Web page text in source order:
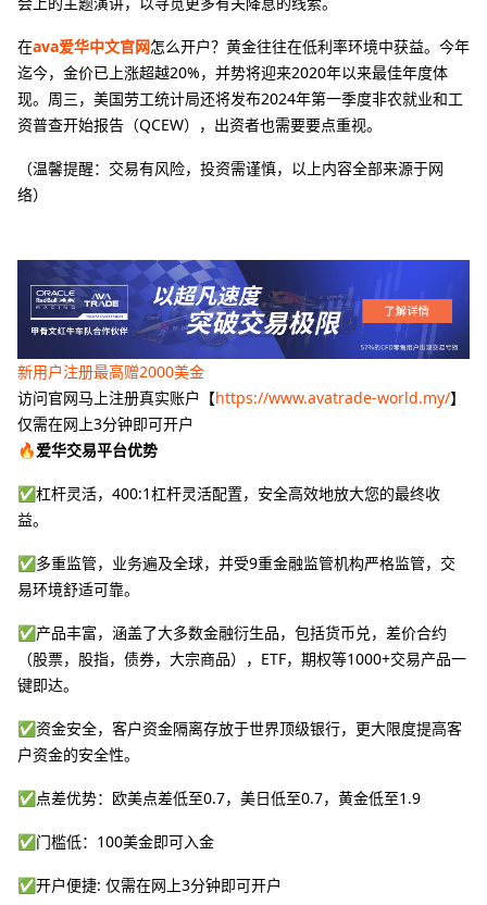
在ava爱华中文官网怎么开户？黄金往往在低利率环境中获益。今年
迄今，金价已上涨超越20%，并势将迎来2020年以来最佳年度体
现。周三，美国劳工统计局还将发布2024年第一季度非农就业和工
资普查开始报告（QCEW），出资者也需要要点重视。
（温馨提醒：交易有风险，投资需谨慎，以上内容全部来源于网
络）
新用户注册最高赠2000美金
访问官网马上注册真实账户【https://www.avatrade-world.my/】
仅需在网上3分钟即可开户
🔥爱华交易平台优势
✅杠杆灵活，400:1杠杆灵活配置，安全高效地放大您的最终收
益。
✅多重监管，业务遍及全球，并受9重金融监管机构严格监管，交
易环境舒适可靠。
✅产品丰富，涵盖了大多数金融衍生品，包括货币兑，差价合约
（股票，股指，债券，大宗商品），ETF，期权等1000+交易产品一
键即达。
✅资金安全，客户资金隔离存放于世界顶级银行，更大限度提高客
户资金的安全性。
✅点差优势：欧美点差低至0.7，美日低至0.7，黄金低至1.9
✅门槛低：100美金即可入金
✅开户便捷: 仅需在网上3分钟即可开户